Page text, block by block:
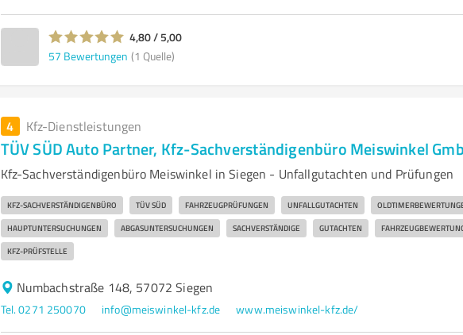
4,80 / 5,00
57 Bewertungen (1 Quelle)
4 Kfz-Dienstleistungen
TÜV SÜD Auto Partner, Kfz-Sachverständigenbüro Meiswinkel
Kfz-Sachverständigenbüro Meiswinkel in Siegen - Unfallgutachten und Prüfungen
KFZ-SACHVERSTÄNDIGENBÜRO TÜV SÜD FAHRZEUGPRÜFUNGEN UNFALLGUTACHTEN
HAUPTUNTERSUCHUNGEN ABGASUNTERSUCHUNGEN SACHVERSTÄNDIGE GUTACHTEN
KFZ-PRÜFSTELLE
Numbachstraße 148, 57072 Siegen
Tel. 0271 250070 info@meiswinkel-kfz.de www.meiswinkel-kfz.de/